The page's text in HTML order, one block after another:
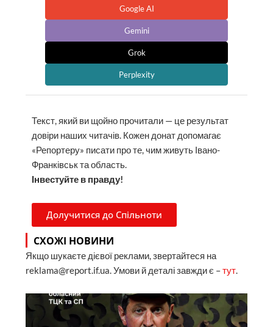
Google AI
Gemini
Grok
Perplexity
Текст, який ви щойно прочитали — це результат
довіри наших читачів. Кожен донат допомагає
«Репортеру» писати про те, чим живуть Івано-
Франківськ та область.
Інвестуйте в правду!
Долучитися до Спільноти
СХОЖІ НОВИНИ
Якщо шукаєте дієвої реклами, звертайтеся на
reklama@report.if.ua. Умови й деталі завжди є –тут.